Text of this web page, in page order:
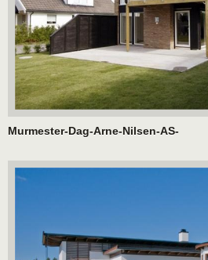
Murmester-Dag-Arne-Nilsen-AS-